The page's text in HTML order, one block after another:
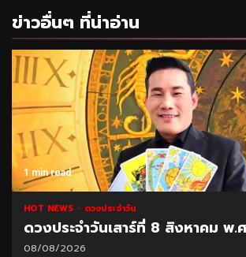
ข่าวอื่นๆ ที่น่าอ่าน
1 min read
HOT NEWS ดวงประจำวัน
ดวงประจำวันเสาร์ที่ 8 สิงหาคม พ.
08/08/2026